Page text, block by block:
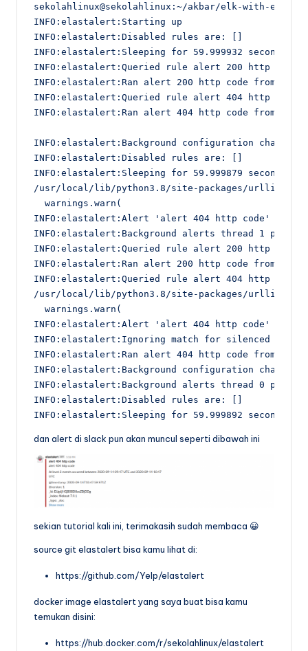
sekolahlinux@sekolahlinux:~/akbar/elk-with-
INFO:elastalert:Starting up
INFO:elastalert:Disabled rules are: []
INFO:elastalert:Sleeping for 59.999932 seconds
INFO:elastalert:Queried rule alert 200 http code
INFO:elastalert:Ran alert 200 http code from
INFO:elastalert:Queried rule alert 404 http code
INFO:elastalert:Ran alert 404 http code from
INFO:elastalert:Background configuration change
INFO:elastalert:Disabled rules are: []
INFO:elastalert:Sleeping for 59.999879 seconds
/usr/local/lib/python3.8/site-packages/urllib3-
  warnings.warn(
INFO:elastalert:Alert 'alert 404 http code' sent
INFO:elastalert:Background alerts thread 1
INFO:elastalert:Queried rule alert 200 http code
INFO:elastalert:Ran alert 200 http code from
INFO:elastalert:Queried rule alert 404 http code
/usr/local/lib/python3.8/site-packages/urllib3-
  warnings.warn(
INFO:elastalert:Alert 'alert 404 http code' sent
INFO:elastalert:Ignoring match for silenced rule
INFO:elastalert:Ran alert 404 http code from
INFO:elastalert:Background configuration change
INFO:elastalert:Background alerts thread 0
INFO:elastalert:Disabled rules are: []
INFO:elastalert:Sleeping for 59.999892 seconds
dan alert di slack pun akan muncul seperti dibawah ini
sekian tutorial kali ini, terimakasih sudah membaca 😀
source git elastalert bisa kamu lihat di:
https://github.com/Yelp/elastalert
docker image elastalert yang saya buat bisa kamu
temukan disini:
https://hub.docker.com/r/sekolahlinux/elastalert